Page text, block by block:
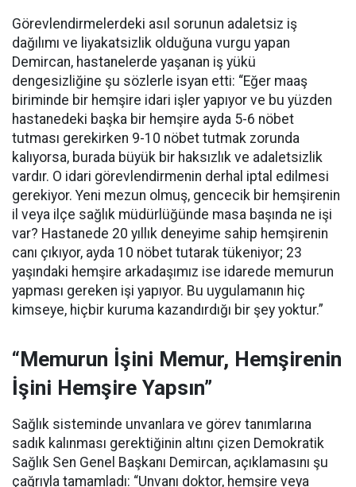
Görevlendirmelerdeki asıl sorunun adaletsiz iş
dağılımı ve liyakatsizlik olduğuna vurgu yapan
Demircan, hastanelerde yaşanan iş yükü
dengesizliğine şu sözlerle isyan etti: “Eğer maaş
biriminde bir hemşire idari işler yapıyor ve bu yüzden
hastanedeki başka bir hemşire ayda 5-6 nöbet
tutması gerekirken 9-10 nöbet tutmak zorunda
kalıyorsa, burada büyük bir haksızlık ve adaletsizlik
vardır. O idari görevlendirmenin derhal iptal edilmesi
gerekiyor. Yeni mezun olmuş, gencecik bir hemşirenin
il veya ilçe sağlık müdürlüğünde masa başında ne işi
var? Hastanede 20 yıllık deneyime sahip hemşirenin
canı çıkıyor, ayda 10 nöbet tutarak tükeniyor; 23
yaşındaki hemşire arkadaşımız ise idarede memurun
yapması gereken işi yapıyor. Bu uygulamanın hiç
kimseye, hiçbir kuruma kazandırdığı bir şey yoktur.”
“Memurun İşini Memur, Hemşirenin
İşini Hemşire Yapsın”
Sağlık sisteminde unvanlara ve görev tanımlarına
sadık kalınması gerektiğinin altını çizen Demokratik
Sağlık Sen Genel Başkanı Demircan, açıklamasını şu
çağrıyla tamamladı: “Unvanı doktor, hemşire veya